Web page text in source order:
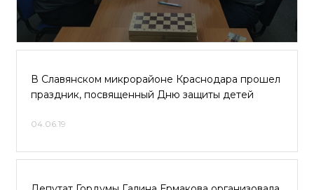
В Славянском микрорайоне Краснодара прошел
праздник, посвященный Дню защиты детей
04.06.19